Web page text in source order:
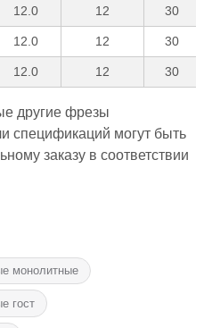
12.0 12 30
12.0 12 30
12.0 12 30
другие фрезы
спецификаций могут быть
заказу в соответствии
монолитные
гост